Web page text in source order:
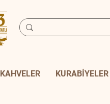
KAHVELER KURABİYELER